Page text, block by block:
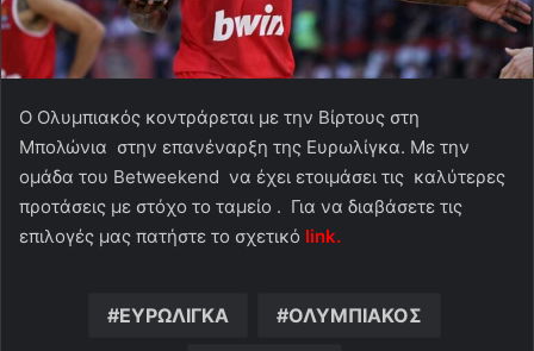
O Oλυμπιακός κοντράρεται με την Βίρτους στη
Μπολώνια στην επανέναρξη της Ευρωλίγκα. Με την
ομάδα του Betweekend να έχει ετοιμάσει τις καλύτερες
προτάσεις με στόχο το ταμείο . Για να διαβάσετε τις
επιλογές μας πατήστε το σχετικό link.
ΕΥΡΩΛΙΓΚΑ ΟΛΥΜΠΙΑΚΟΣ